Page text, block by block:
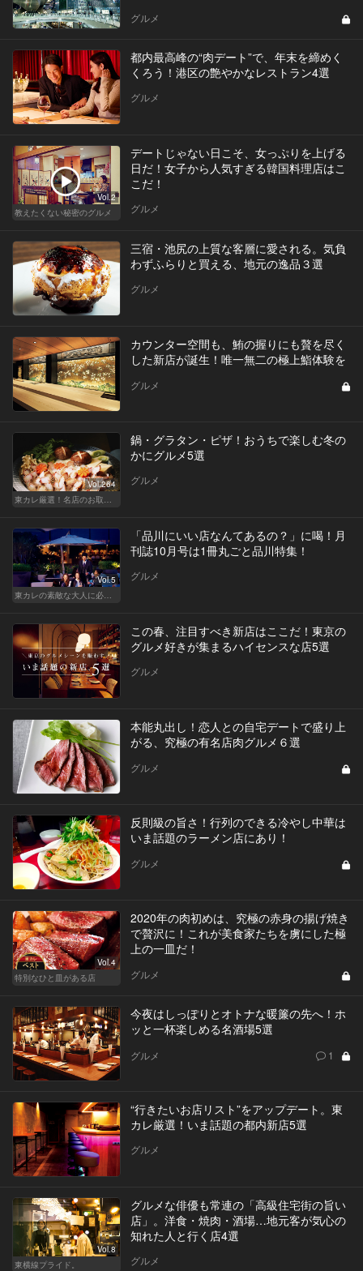
グルメ
都内最高峰の“肉デート”で、年末を締めく
くろう！港区の艶やかなレストラン4選
グルメ
Vol.2
教えたくない秘密のグルメ
デートじゃない日こそ、女っぷりを上げる
日だ！女子から人気すぎる韓国料理店はこ
こだ！
グルメ
三宿・池尻の上質な客層に愛される。気負
わずふらりと買える、地元の逸品３選
グルメ
カウンター空間も、鮪の握りにも贅を尽く
した新店が誕生！唯一無二の極上鮨体験を
グルメ
Vol.264
鍋・グラタン・ピザ！おうちで楽しむ冬の
かにグルメ5選
グルメ
Vol.5
「品川にいい店なんてあるの？」に喝！月
刊誌10月号は1冊丸ごと品川特集！
グルメ
この春、注目すべき新店はここだ！東京の
グルメ好きが集まるハイセンスな店5選
グルメ
本能丸出し！恋人との自宅デートで盛り上
がる、究極の有名店肉グルメ６選
グルメ
反則級の旨さ！行列のできる冷やし中華は
いま話題のラーメン店にあり！
グルメ
Vol.4
特別なひと皿がある店
2020年の肉初めは、究極の赤身の揚げ焼き
で贅沢に！これが美食家たちを虜にした極
上の一皿だ！
グルメ
今夜はしっぽりとオトナな暖簾の先へ！ホ
ッと一杯楽しめる名酒場5選
グルメ 1
“行きたいお店リスト”をアップデート。東
カレ厳選！いま話題の都内新店5選
グルメ
Vol.8
東横線プライド。
グルメな俳優も常連の「高級住宅街の旨い
店」。洋食・焼肉・酒場…地元客が気心の
知れた人と行く店4選
グルメ